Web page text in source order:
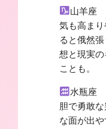
山羊座
気も高ま
ると俄然
想と現実
ことも。
水瓶座
胆で勇敢
な面が出や